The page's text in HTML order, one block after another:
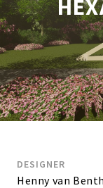
DESIGNER
Henny van